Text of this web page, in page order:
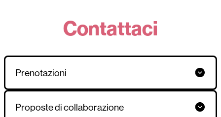
Contattaci
Prenotazioni
Proposte di collaborazione